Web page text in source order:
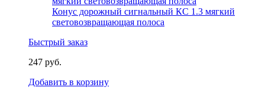
Конус дорожный сигнальный КС 1.3 мягкий
световозвращающая полоса
Быстрый заказ
247 руб.
Добавить в корзину